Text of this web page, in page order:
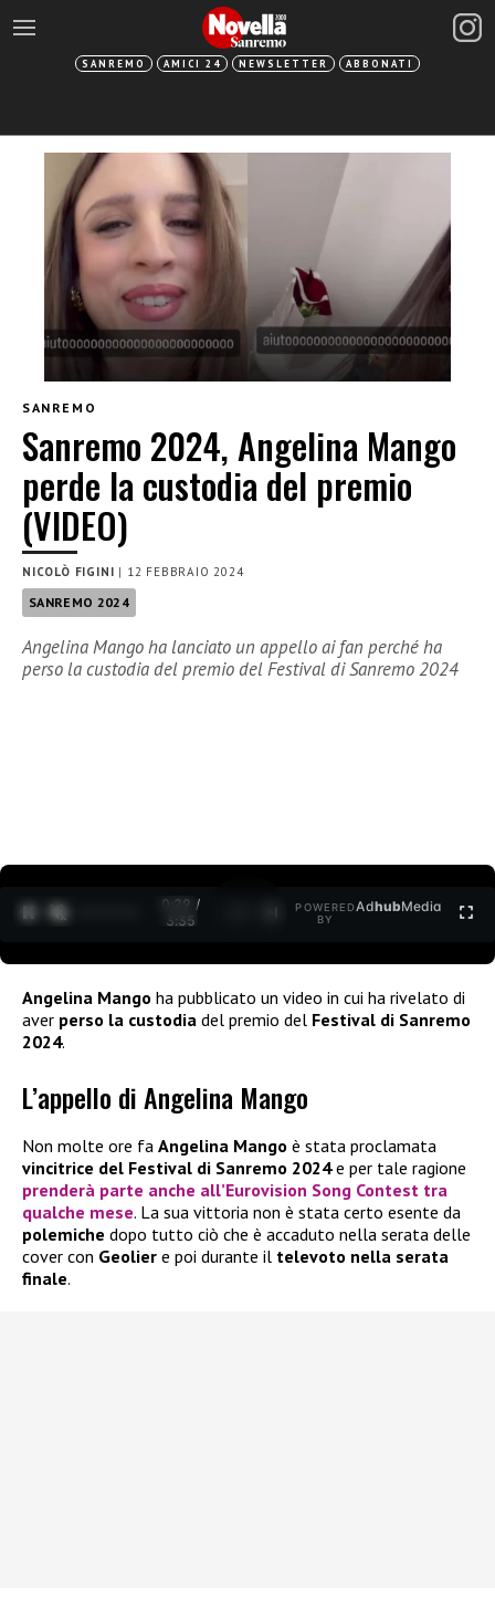
SANREMO AMICI 24 NEWSLETTER ABBONATI
SANREMO
Sanremo 2024, Angelina Mango
perde la custodia del premio
(VIDEO)
NICOLÒ FIGINI | 12 FEBBRAIO 2024
SANREMO 2024
Angelina Mango ha lanciato un appello ai fan perché ha
perso la custodia del premio del Festival di Sanremo 2024
0:30 /
3:35
POWERED
BY
AdhubMedia
Angelina Mango ha pubblicato un video in cui ha rivelato di
aver perso la custodia del premio del Festival di Sanremo
2024.
L’appello di Angelina Mango
Non molte ore fa Angelina Mango è stata proclamata
vincitrice del Festival di Sanremo 2024e per tale ragione
prenderà parte anche all’Eurovision Song Contest tra
qualche mese. La sua vittoria non è stata certo esente da
polemiche dopo tutto ciò che è accaduto nella serata delle
cover con Geolier e poi durante il televoto nella serata
finale.